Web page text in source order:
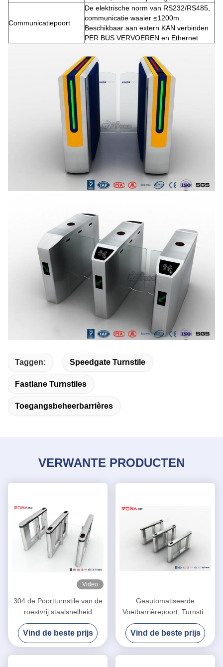
Communicatiepoort
De elektrische norm van RS232/RS485,
communicatie waaier ≤1200m.
Beschikbaar aan extern KAN verbinden
PER BUS VERVOEREN en Ethernet
Taggen: Speedgate Turnstile
Fastlane Turnstiles
Toegangsbeheerbarrières
VERWANTE PRODUCTEN
Video
304 de Poortturnstile van de
roestvrij staalsnelheid
Plateren van de
Toegangsbeheer het
Multikleur
Vind de beste prijs
Geautomatiseerde
Voetbarrièrepoort, Turnstile
Veiligheidssystemen 304
Roestvrij staal
Vind de beste prijs